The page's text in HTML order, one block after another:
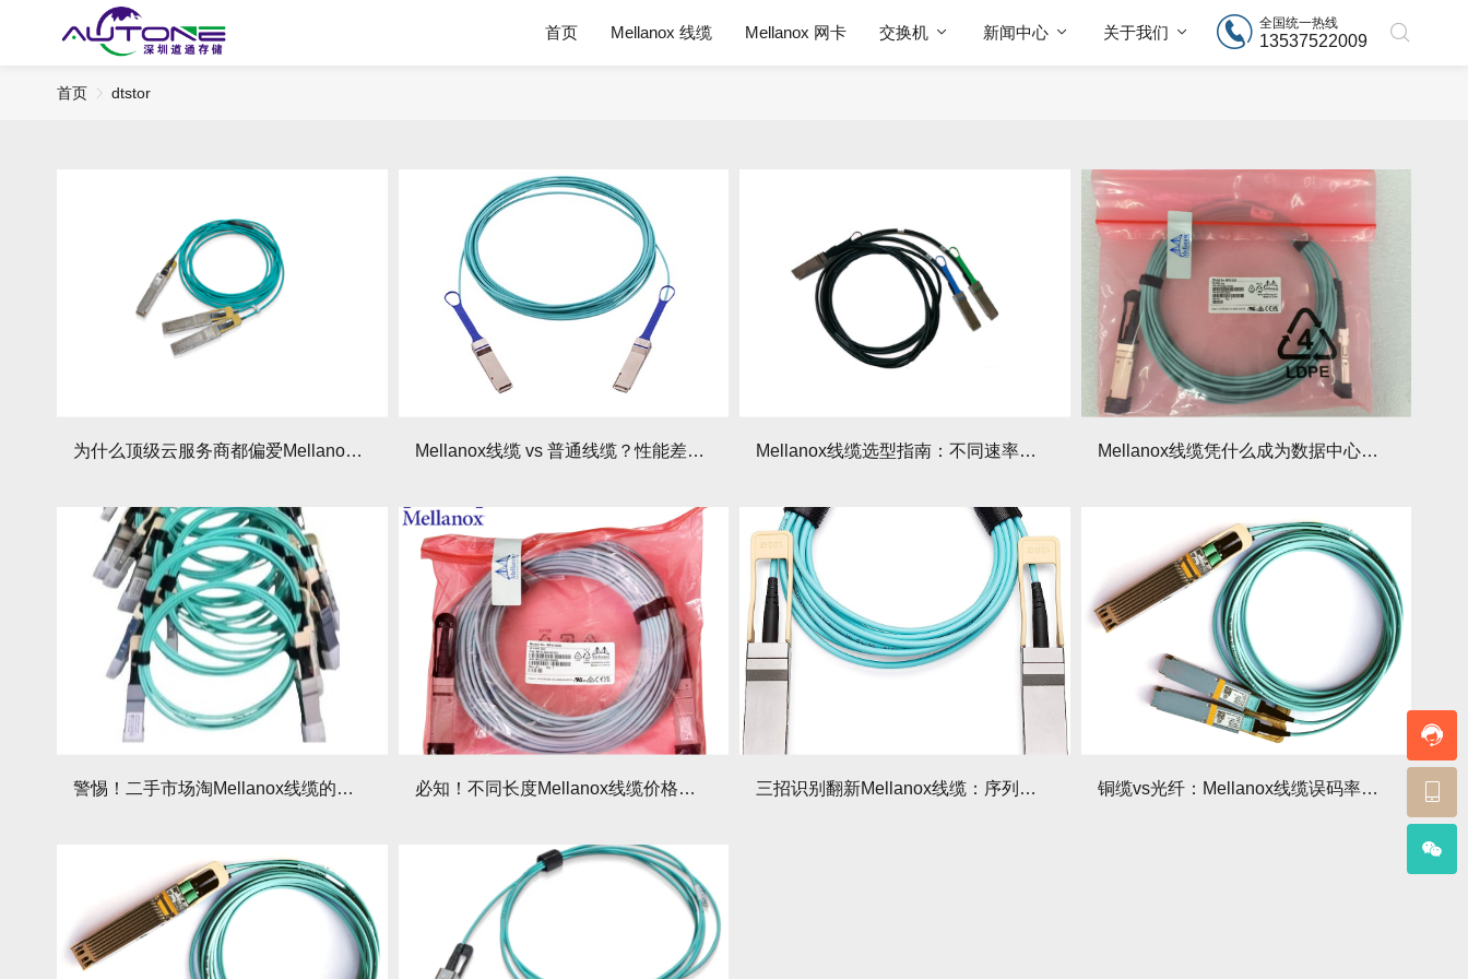
首页 Mellanox 线缆 Mellanox 网卡 交换机 新闻中心 关于我们
全国统一热线
13537522009
首页 dtstor
为什么顶级云服务商都偏爱Mellanox线缆？答案在这！ Mellanox线缆 vs 普通线缆？性能差距究竟有多大？ Mellanox线缆选型指南：不同速率与应用场景全解析！ Mellanox线缆凭什么成为数据中心高速互联的王者？
警惕！二手市场淘Mellanox线缆的五大风险，千万别踩雷！ 必知！不同长度Mellanox线缆价格梯度表 三招识别翻新Mellanox线缆：序列号+接口检测 铜缆vs光纤：Mellanox线缆误码率极限对比报告